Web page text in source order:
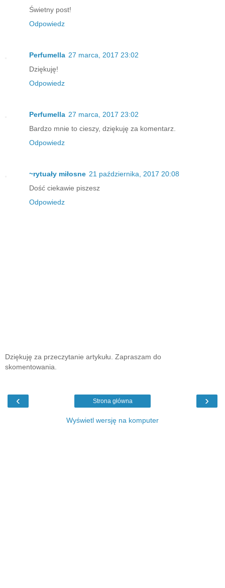
Świetny post!
Odpowiedz
Perfumella 27 marca, 2017 23:02
Dziękuję!
Odpowiedz
Perfumella 27 marca, 2017 23:02
Bardzo mnie to cieszy, dziękuję za komentarz.
Odpowiedz
~rytuały miłosne 21 października, 2017 20:08
Dość ciekawie piszesz
Odpowiedz
Dziękuję za przeczytanie artykułu. Zapraszam do
skomentowania.
‹ ›
Strona główna
Wyświetl wersję na komputer